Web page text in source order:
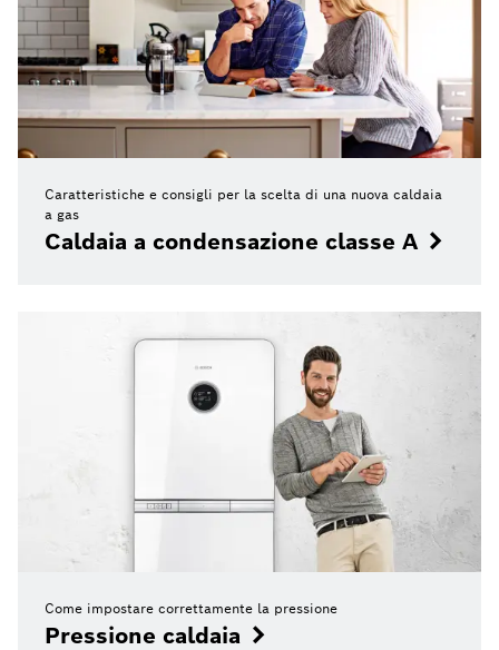
Caratteristiche e consigli per la scelta di una nuova caldaia
a gas
Caldaia a condensazione classe A
Come impostare correttamente la pressione
Pressione caldaia